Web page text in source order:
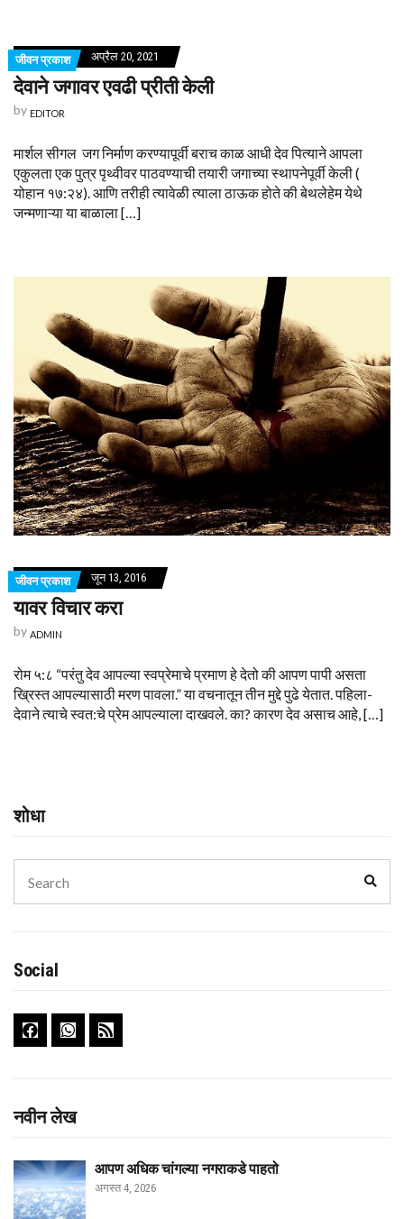
जीवन प्रकाश अप्रैल 20, 2021
देवाने जगावर एवढी प्रीती केली
by EDITOR
मार्शल सीगल जग निर्माण करण्यापूर्वी बराच काळ आधी देव पित्याने आपला
एकुलता एक पुत्र पृथ्वीवर पाठवण्याची तयारी जगाच्या स्थापनेपूर्वी केली (
योहान १७:२४). आणि तरीही त्यावेळी त्याला ठाऊक होते की बेथलेहेम येथे
जन्मणाऱ्या या बाळाला […]
जीवन प्रकाश जून 13, 2016
यावर विचार करा
by ADMIN
रोम ५:८ “परंतु देव आपल्या स्वप्रेमाचे प्रमाण हे देतो की आपण पापी असता
ख्रिस्त आपल्यासाठी मरण पावला.” या वचनातून तीन मुद्दे पुढे येतात. पहिला-
देवाने त्याचे स्वत:चे प्रेम आपल्याला दाखवले. का? कारण देव असाच आहे, […]
शोधा
for:
Social
नवीन लेख
आपण अधिक चांगल्या नगराकडे पाहतो
अगस्त 4, 2026